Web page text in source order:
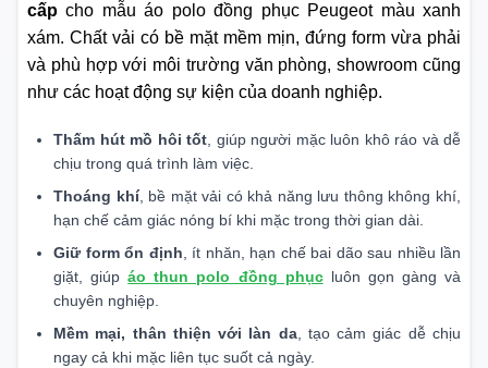
cấp cho mẫu áo polo đồng phục Peugeot màu xanh
xám. Chất vải có bề mặt mềm mịn, đứng form vừa phải
và phù hợp với môi trường văn phòng, showroom cũng
như các hoạt động sự kiện của doanh nghiệp.
Thấm hút mồ hôi tốt , giúp người mặc luôn khô ráo và dễ
chịu trong quá trình làm việc.
Thoáng khí, bề mặt vải có khả năng lưu thông không khí,
hạn chế cảm giác nóng bí khi mặc trong thời gian dài.
Giữ form ổn định , ít nhăn, hạn chế bai dão sau nhiều lần
giặt, giúpáo thun polo đồng phụcluôn gọn gàng và
chuyên nghiệp.
Mềm mại, thân thiện với làn da, tạo cảm giác dễ chịu
ngay cả khi mặc liên tục suốt cả ngày.